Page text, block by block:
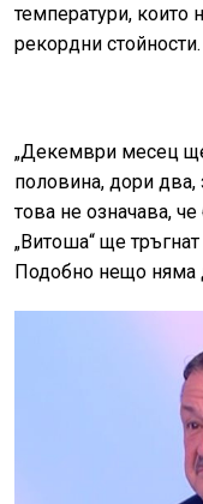
температури, които
рекордни стойности.
„Декември месец
половина, дори два,
това не означава,
„Витоша“ ще
Подобно нещо няма